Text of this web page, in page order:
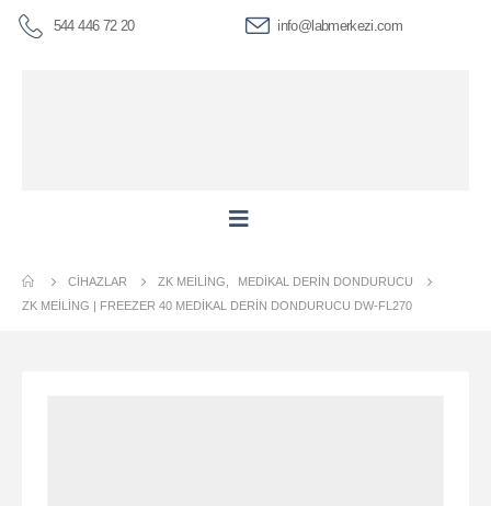
544 446 72 20 info@labmerkezi.com
CIHAZLAR ZK MEILING
MEDIKAL DERIN DONDURUCU
ZK MEİLİNG | FREEZER 40 MEDIKAL DERIN DONDURUCU DW-FL270